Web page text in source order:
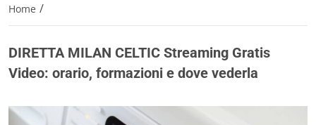
Home /
DIRETTA MILAN CELTIC Streaming Gratis
Video: orario, formazioni e dove vederla